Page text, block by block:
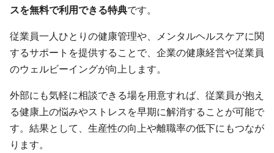
スを無料で利用できる特典です。
従業員一人ひとりの健康管理や、メンタルヘルスケアに関
するサポートを提供することで、企業の健康経営や従業員
のウェルビーイングが向上します。
外部にも気軽に相談できる場を用意すれば、従業員が抱え
る健康上の悩みやストレスを早期に解消することが可能で
す。結果として、生産性の向上や離職率の低下にもつなが
ります。